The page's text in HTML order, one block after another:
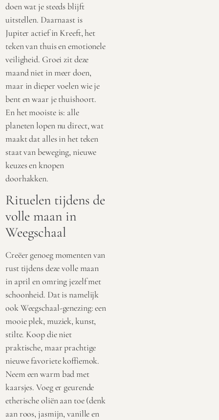
doen wat je steeds blijft
uitstellen. Daarnaast is
Jupiter actief in Kreeft, het
teken van thuis en emotionele
veiligheid. Groei zit deze
maand niet in meer doen,
maar in dieper voelen wie je
bent en waar je thuishoort.
En het mooiste is: alle
planeten lopen nu direct, wat
maakt dat alles in het teken
staat van beweging, nieuwe
keuzes en knopen
doorhakken.
Rituelen tijdens de
volle maan in
Weegschaal
Creëer genoeg momenten van
rust tijdens deze volle maan
in april en omring jezelf met
schoonheid. Dat is namelijk
ook Weegschaal-genezing: een
mooie plek, muziek, kunst,
stilte. Koop die niet
praktische, maar prachtige
nieuwe favoriete koffiemok.
Neem een warm bad met
kaarsjes. Voeg er geurende
etherische oliën aan toe (denk
aan roos, jasmijn, vanille en